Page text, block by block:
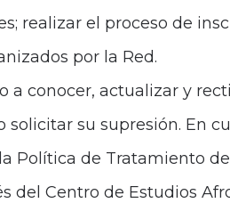
Políticas
Política de Tratamiento de
realizar el proceso de
por la Red.
a conocer, actualizar y
solicitar su supresión. En
Política de Tratamiento
del Centro de Estudios